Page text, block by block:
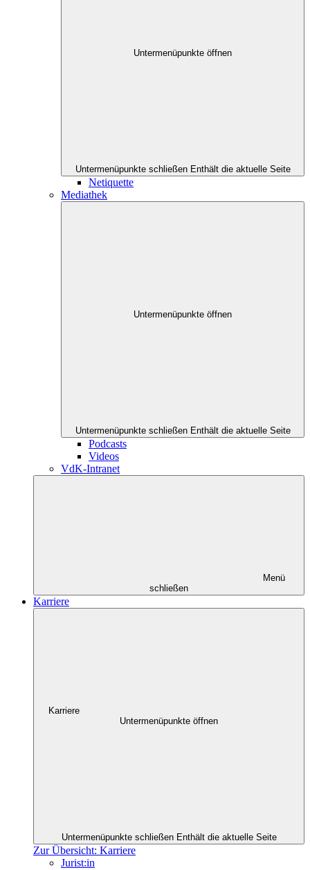
Untermenüpunkte öffnen
Untermenüpunkte schließen Enthält die aktuelle Seite
Netiquette
Mediathek
Untermenüpunkte öffnen
Untermenüpunkte schließen Enthält die aktuelle Seite
Podcasts
Videos
VdK-Intranet
Menü
schließen
Karriere
Karriere
Untermenüpunkte öffnen
Untermenüpunkte schließen Enthält die aktuelle Seite
Zur Übersicht: Karriere
Jurist:in